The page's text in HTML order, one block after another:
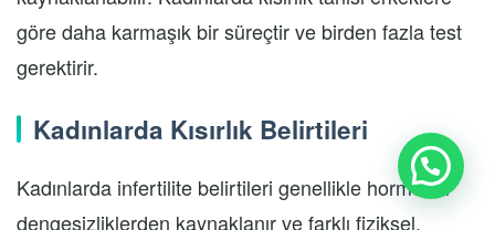
göre daha karmaşık bir süreçtir ve birden fazla test
gerektirir.
Kadınlarda Kısırlık Belirtileri
Kadınlarda infertilite belirtileri genellikle hormonal
dengesizliklerden kaynaklanır ve farklı fiziksel,